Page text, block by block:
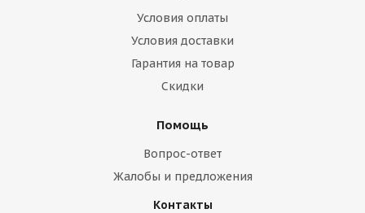
Условия оплаты
Условия доставки
Гарантия на товар
Скидки
Помощь
Вопрос-ответ
Жалобы и предложения
Контакты